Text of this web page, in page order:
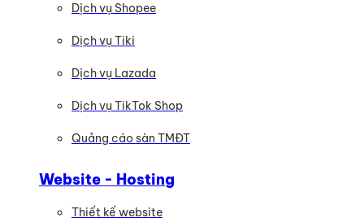
Dịch vụ Shopee
Dịch vụ Tiki
Dịch vụ Lazada
Dịch vụ TikTok Shop
Quảng cáo sàn TMĐT
Website - Hosting
Thiết kế website